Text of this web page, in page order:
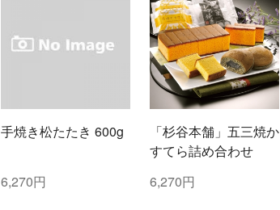
手焼き松たたき 600g
6,270円
「杉谷本舗」五三焼か
すてら詰め合わせ
6,270円